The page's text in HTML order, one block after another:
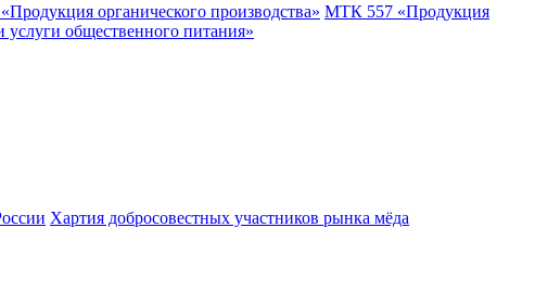
органического производства» МТК 557 «Продукция
общественного питания»
Хартия добросовестных участников рынка мёда